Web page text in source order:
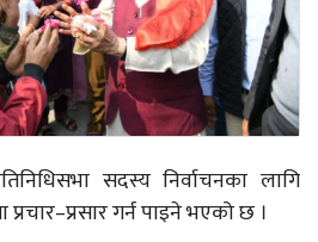
सदस्य निर्वाचनका लागि
गर्न पाइने भएको छ ।